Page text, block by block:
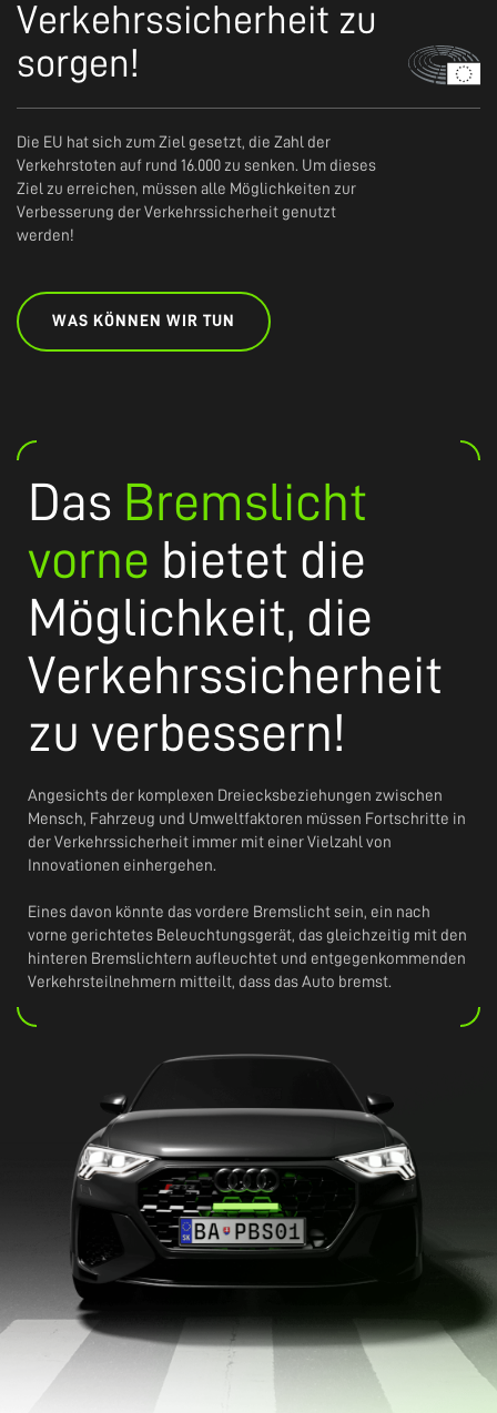
Verkehrssicherheit zu
sorgen!
Die EU hat sich zum Ziel gesetzt, die Zahl der
Verkehrstoten auf rund 16.000 zu senken. Um dieses
Ziel zu erreichen, müssen alle Möglichkeiten zur
Verbesserung der Verkehrssicherheit genutzt
werden!
WAS KÖNNEN WIR TUN
Das Bremslicht
vorne bietet die
Möglichkeit, die
Verkehrssicherheit
zu verbessern!
Angesichts der komplexen Dreiecksbeziehungen zwischen
Mensch, Fahrzeug und Umweltfaktoren müssen Fortschritte in
der Verkehrssicherheit immer mit einer Vielzahl von
Innovationen einhergehen.
Eines davon könnte das vordere Bremslicht sein, ein nach
vorne gerichtetes Beleuchtungsgerät, das gleichzeitig mit den
hinteren Bremslichtern aufleuchtet und entgegenkommenden
Verkehrsteilnehmern mitteilt, dass das Auto bremst.